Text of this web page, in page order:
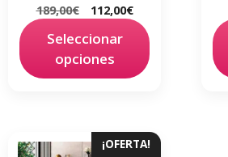
189,00€ 112,00€
Seleccionar
opciones
¡OFERTA!